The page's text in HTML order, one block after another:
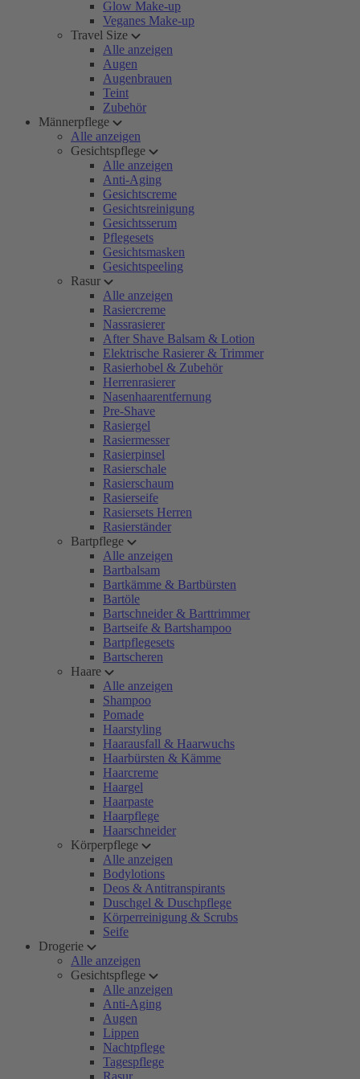
Glow Make-up
Veganes Make-up
Travel Size
Alle anzeigen
Augen
Augenbrauen
Teint
Zubehör
Männerpflege
Alle anzeigen
Gesichtspflege
Alle anzeigen
Anti-Aging
Gesichtscreme
Gesichtsreinigung
Gesichtsserum
Pflegesets
Gesichtsmasken
Gesichtspeeling
Rasur
Alle anzeigen
Rasiercreme
Nassrasierer
After Shave Balsam & Lotion
Elektrische Rasierer & Trimmer
Rasierhobel & Zubehör
Herrenrasierer
Nasenhaarentfernung
Pre-Shave
Rasiergel
Rasiermesser
Rasierpinsel
Rasierschale
Rasierschaum
Rasierseife
Rasiersets Herren
Rasierständer
Bartpflege
Alle anzeigen
Bartbalsam
Bartkämme & Bartbürsten
Bartöle
Bartschneider & Barttrimmer
Bartseife & Bartshampoo
Bartpflegesets
Bartscheren
Haare
Alle anzeigen
Shampoo
Pomade
Haarstyling
Haarausfall & Haarwuchs
Haarbürsten & Kämme
Haarcreme
Haargel
Haarpaste
Haarpflege
Haarschneider
Körperpflege
Alle anzeigen
Bodylotions
Deos & Antitranspirants
Duschgel & Duschpflege
Körperreinigung & Scrubs
Seife
Drogerie
Alle anzeigen
Gesichtspflege
Alle anzeigen
Anti-Aging
Augen
Lippen
Nachtpflege
Tagespflege
Rasur